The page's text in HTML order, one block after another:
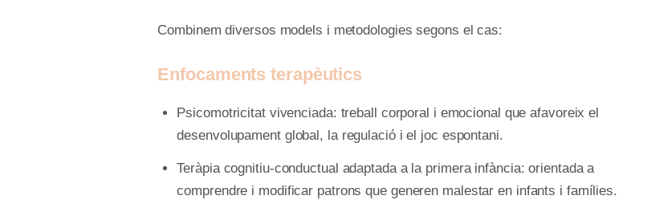
Combinem diversos models i metodologies segons el cas:
Enfocaments terapèutics
Psicomotricitat vivenciada: treball corporal i emocional que afavoreix el
desenvolupament global, la regulació i el joc espontani.
Teràpia cognitiu-conductual adaptada a la primera infància: orientada a
comprendre i modificar patrons que generen malestar en infants i famílies.